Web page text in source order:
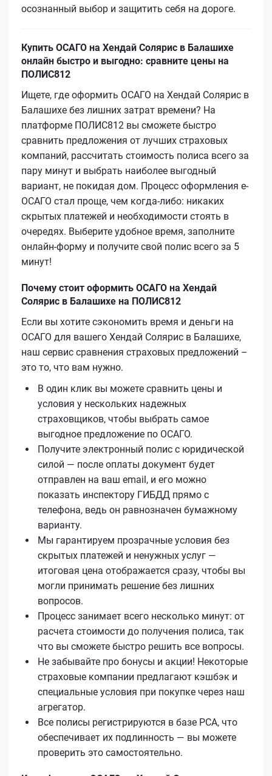
осознанный выбор и защитить себя на дороге.
Купить ОСАГО на Хендай Солярис в Балашихе
онлайн быстро и выгодно: сравните цены на
ПОЛИС812
Ищете, где оформить ОСАГО на Хендай Солярис в
Балашихе без лишних затрат времени? На
платформе ПОЛИС812 вы сможете быстро
сравнить предложения от лучших страховых
компаний, рассчитать стоимость полиса всего за
пару минут и выбрать наиболее выгодный
вариант, не покидая дом. Процесс оформления е-
ОСАГО стал проще, чем когда-либо: никаких
скрытых платежей и необходимости стоять в
очередях. Выберите удобное время, заполните
онлайн-форму и получите свой полис всего за 5
минут!
Почему стоит оформить ОСАГО на Хендай
Солярис в Балашихе на ПОЛИС812
Если вы хотите сэкономить время и деньги на
ОСАГО для вашего Хендай Солярис в Балашихе,
наш сервис сравнения страховых предложений –
это то, что вам нужно.
В один клик вы можете сравнить цены и
условия у нескольких надежных
страховщиков, чтобы выбрать самое
выгодное предложение по ОСАГО.
Получите электронный полис с юридической
силой — после оплаты документ будет
отправлен на ваш email, и его можно
показать инспектору ГИБДД прямо с
телефона, ведь он равнозначен бумажному
варианту.
Мы гарантируем прозрачные условия без
скрытых платежей и ненужных услуг —
итоговая цена отображается сразу, чтобы вы
могли принимать решение без лишних
вопросов.
Процесс занимает всего несколько минут: от
расчета стоимости до получения полиса, так
что вы сможете быстро решить все вопросы.
Не забывайте про бонусы и акции! Некоторые
страховые компании предлагают кэшбэк и
специальные условия при покупке через наш
агрегатор.
Все полисы регистрируются в базе РСА, что
обеспечивает их подлинность — вы можете
проверить это самостоятельно.